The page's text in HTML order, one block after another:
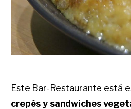
Este Bar-Restaurante está
crepês y sandwiches